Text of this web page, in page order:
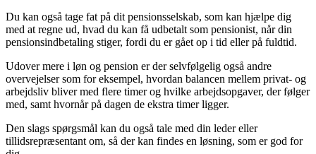
Du kan også tage fat på dit pensionsselskab, som kan hjælpe dig
med at regne ud, hvad du kan få udbetalt som pensionist, når din
pensionsindbetaling stiger, fordi du er gået op i tid eller på fuldtid.
Udover mere i løn og pension er der selvfølgelig også andre
overvejelser som for eksempel, hvordan balancen mellem privat- og
arbejdsliv bliver med flere timer og hvilke arbejdsopgaver, der følger
med, samt hvornår på dagen de ekstra timer ligger.
Den slags spørgsmål kan du også tale med din leder eller
tillidsrepræsentant om, så der kan findes en løsning, som er god for